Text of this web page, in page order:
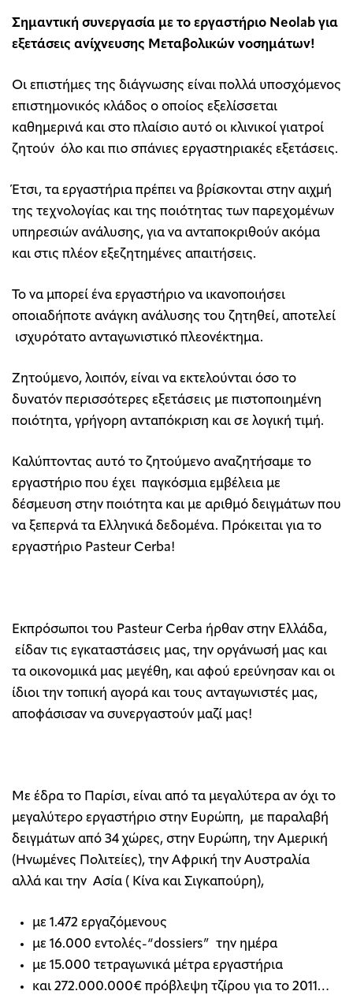
Σημαντική συνεργασία με το εργαστήριο Neolab για
εξετάσεις ανίχνευσης Μεταβολικών νοσημάτων!
Οι επιστήμες της διάγνωσης είναι πολλά υποσχόμενος
επιστημονικός κλάδος ο οποίος εξελίσσεται
καθημερινά και στο πλαίσιο αυτό οι κλινικοί γιατροί
ζητούν όλο και πιο σπάνιες εργαστηριακές εξετάσεις.
Έτσι, τα εργαστήρια πρέπει να βρίσκονται στην αιχμή
της τεχνολογίας και της ποιότητας των παρεχομένων
υπηρεσιών ανάλυσης, για να ανταποκριθούν ακόμα
και στις πλέον εξεζητημένες απαιτήσεις.
Το να μπορεί ένα εργαστήριο να ικανοποιήσει
οποιαδήποτε ανάγκη ανάλυσης του ζητηθεί, αποτελεί
ισχυρότατο ανταγωνιστικό πλεονέκτημα.
Ζητούμενο, λοιπόν, είναι να εκτελούνται όσο το
δυνατόν περισσότερες εξετάσεις με πιστοποιημένη
ποιότητα, γρήγορη ανταπόκριση και σε λογική τιμή.
Καλύπτοντας αυτό το ζητούμενο αναζητήσαμε το
εργαστήριο που έχει παγκόσμια εμβέλεια με
δέσμευση στην ποιότητα και με αριθμό δειγμάτων που
να ξεπερνά τα Ελληνικά δεδομένα. Πρόκειται για το
εργαστήριο Pasteur Cerba!
Εκπρόσωποι του Pasteur Cerba ήρθαν στην Ελλάδα,
είδαν τις εγκαταστάσεις μας, την οργάνωσή μας και
τα οικονομικά μας μεγέθη, και αφού ερεύνησαν και οι
ίδιοι την τοπική αγορά και τους ανταγωνιστές μας,
αποφάσισαν να συνεργαστούν μαζί μας!
Με έδρα το Παρίσι, είναι από τα μεγαλύτερα αν όχι το
μεγαλύτερο εργαστήριο στην Ευρώπη, με παραλαβή
δειγμάτων από 34 χώρες, στην Ευρώπη, την Αμερική
(Ηνωμένες Πολιτείες), την Αφρική την Αυστραλία
αλλά και την Ασία ( Κίνα και Σιγκαπούρη),
με 1.472 εργαζόμενους
με 16.000 εντολές-“dossiers” την ημέρα
με 15.000 τετραγωνικά μέτρα εργαστήρια
και 272.000.000€ πρόβλεψη τζίρου για το 2011…